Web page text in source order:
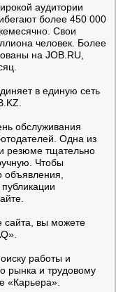
аудитории
более 450 000
Свои
человек. Более
на JOB.RU,
в единую сеть
обслуживания
Одна из
резюме тщательно
Чтобы
объявления,
сайта, вы можете
работы и
рынка и трудовому
«Карьера».